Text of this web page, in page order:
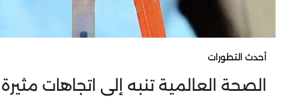
أحدث التطورات
الصحة العالمية تنبه إلى اتجاهات